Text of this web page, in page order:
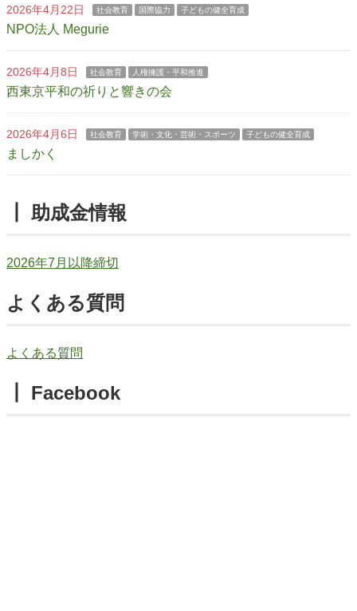
2026年4月22日 社会教育 国際協力 子どもの健全育成
NPO法人 Megurie
2026年4月8日 社会教育 人権擁護・平和推進
西東京平和の祈りと響きの会
2026年4月6日 社会教育 学術・文化・芸術・スポーツ 子どもの健全育成
ましかく
┃ 助成金情報
2026年7月以降締切
よくある質問
よくある質問
┃ Facebook